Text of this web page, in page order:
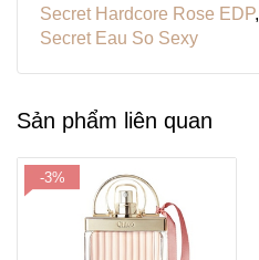
Secret Hardcore Rose EDP,
Secret Eau So Sexy
Sản phẩm liên quan
-3%